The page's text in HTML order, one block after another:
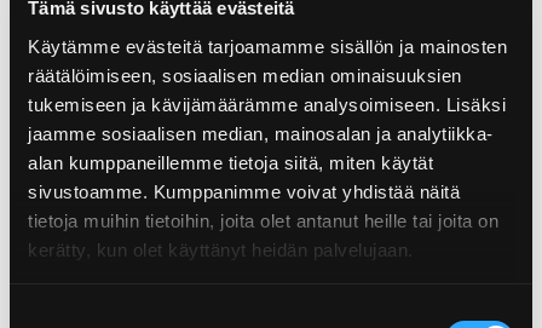
Tämä sivusto käyttää evästeitä
Käytämme evästeitä tarjoamamme sisällön ja mainosten
räätälöimiseen, sosiaalisen median ominaisuuksien
tukemiseen ja kävijämäärämme analysoimiseen. Lisäksi
jaamme sosiaalisen median, mainosalan ja analytiikka-
alan kumppaneillemme tietoja siitä, miten käytät
sivustoamme. Kumppanimme voivat yhdistää näitä
tietoja muihin tietoihin, joita olet antanut heille tai joita on
kerätty, kun olet käyttänyt heidän palvelujaan.